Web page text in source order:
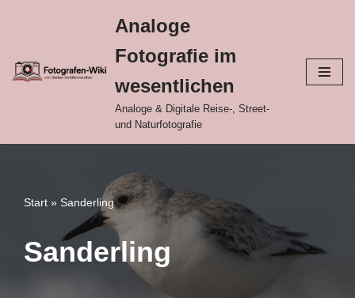
Inhalt
springen
Analoge
Fotografie im
wesentlichen
Analoge & Digitale Reise-, Street-
und Naturfotografie
Start » Sanderling
Sanderling